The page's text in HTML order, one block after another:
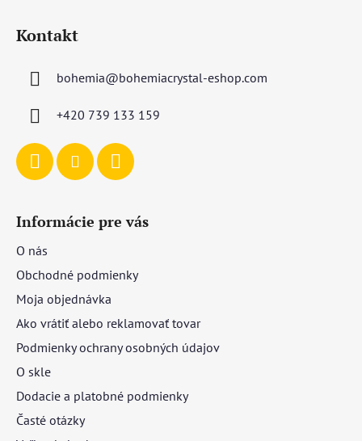
Kontakt
bohemia@bohemiacrystal-eshop.com
+420 739 133 159
Informácie pre vás
O nás
Obchodné podmienky
Moja objednávka
Ako vrátiť alebo reklamovať tovar
Podmienky ochrany osobných údajov
O skle
Dodacie a platobné podmienky
Časté otázky